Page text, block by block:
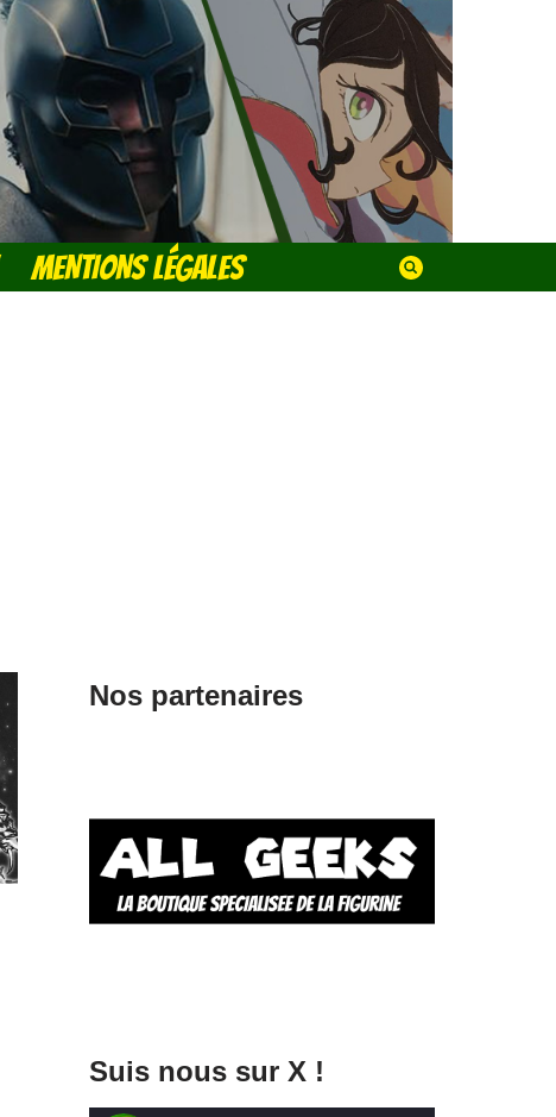
MENTIONS LÉGALES
Nos partenaires
Suis nous sur X !